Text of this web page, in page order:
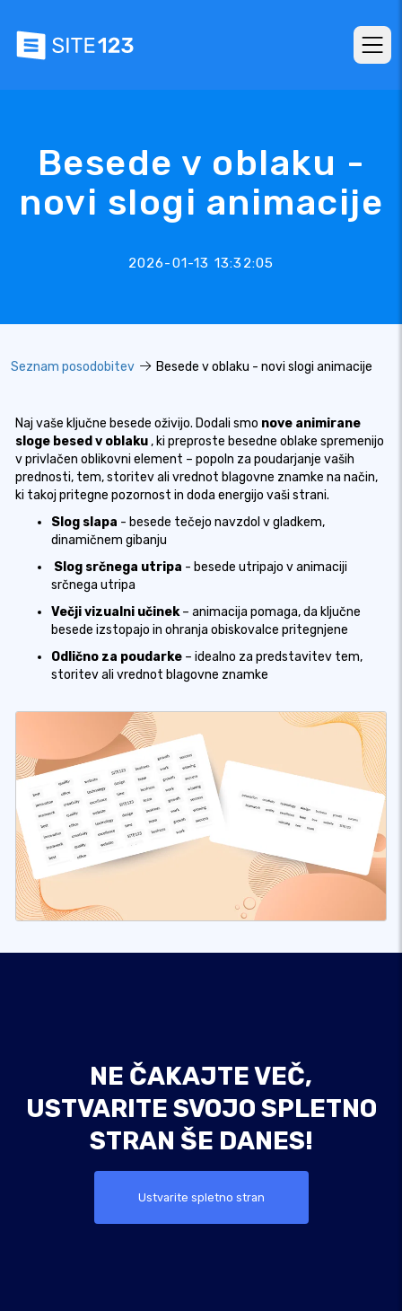
Besede v oblaku -
novi slogi animacije
2026-01-13 13:32:05
Seznam posodobitev Besede v oblaku - novi slogi animacije
Naj vaše ključne besede oživijo. Dodali smo nove animirane
sloge besed v oblaku, ki preproste besedne oblake spremenijo
v privlačen oblikovni element – ​​popoln za poudarjanje vaših
prednosti, tem, storitev ali vrednot blagovne znamke na način,
ki takoj pritegne pozornost in doda energijo vaši strani.
Slog slapa - besede tečejo navzdol v gladkem,
dinamičnem gibanju
Slog srčnega utripa - besede utripajo v animaciji
srčnega utripa
Večji vizualni učinek – animacija pomaga, da ključne
besede izstopajo in ohranja obiskovalce pritegnjene
Odlično za poudarke – idealno za predstavitev tem,
storitev ali vrednot blagovne znamke
NE ČAKAJTE VEČ,
USTVARITE SVOJO SPLETNO
STRAN ŠE DANES!
Ustvarite spletno stran